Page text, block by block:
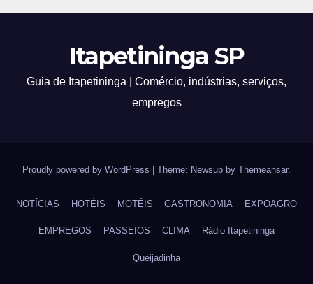
Itapetininga SP
Guia de Itapetininga | Comércio, indústrias, serviços,
empregos
Proudly powered by WordPress Theme: Newsup by Themeansar.
NOTÍCIAS HOTÉIS MOTÉIS GASTRONOMIA EXPOAGRO
EMPREGOS PASSEIOS CLIMA Rádio Itapetininga
Queijadinha